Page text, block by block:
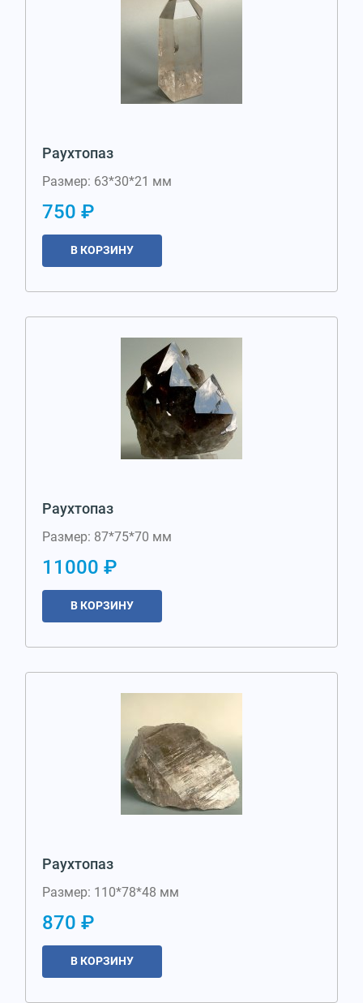
Раухтопаз
Размер: 63*30*21 мм
750 ₽
В КОРЗИНУ
Раухтопаз
Размер: 87*75*70 мм
11000 ₽
В КОРЗИНУ
Раухтопаз
Размер: 110*78*48 мм
870 ₽
В КОРЗИНУ